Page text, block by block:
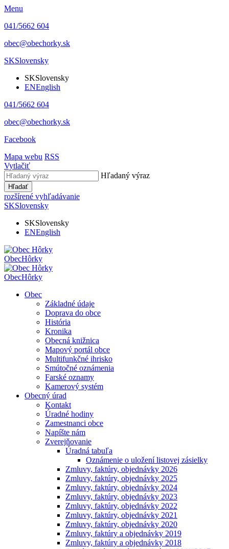
Menu
041/5662 604
obec@obechorky.sk
SKSlovensky
SKSlovensky
ENEnglish
041/5662 604
obec@obechorky.sk
Facebook
Mapa webu RSS
Vytlačiť
Hľadaný výraz
Hľadať
rozšírené vyhľadávanie
SKSlovensky
SKSlovensky
ENEnglish
ObecHôrky
ObecHôrky
Obec
Základné údaje
Doprava do obce
História
Kronika
Obecná knižnica
Mapový portál obce
Multifunkčné ihrisko
Smútočné oznámenia
Farské oznamy
Kamerový systém
Obecný úrad
Kontakt
Úradné hodiny
Zamestnanci obce
Napíšte nám
Zverejňovanie
Úradná tabuľa
Oznámenie o uložení listovej zásielky
Zmluvy, faktúry, objednávky 2026
Zmluvy, faktúry, objednávky 2025
Zmluvy, faktúry, objednávky 2024
Zmluvy, faktúry, objednávky 2023
Zmluvy, faktúry, objednávky 2022
Zmluvy, faktúry, objednávky 2021
Zmluvy, faktúry, objednávky 2020
Zmluvy, faktúry a objednávky 2019
Zmluvy, faktúry a objednávky 2018